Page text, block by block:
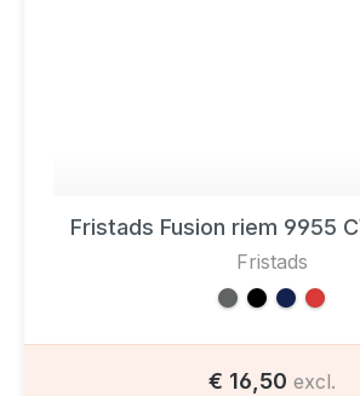
Fristads Fusion riem 9955
Fristads
€ 16,50 excl.